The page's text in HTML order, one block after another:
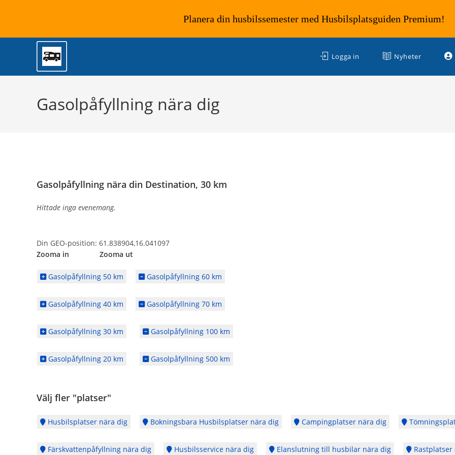
Logga in Nyheter
Gasolpåfyllning nära dig
Gasolpåfyllning nära din Destination, 30 km
Hittade inga evenemang.
Din GEO-position: 61.838904,16.041097
Zooma in Zooma ut
Gasolpåfyllning 50 km Gasolpåfyllning 60 km
Gasolpåfyllning 40 km Gasolpåfyllning 70 km
Gasolpåfyllning 30 km Gasolpåfyllning 100 km
Gasolpåfyllning 20 km Gasolpåfyllning 500 km
Välj fler "platser"
Husbilsplatser nära dig Bokningsbara Husbilsplatser nära dig Campingplatser nära dig
Färskvattenpåfyllning nära dig Husbilsservice nära dig Elanslutning till husbilar nära dig
Planera din husbilssemester med Husbilsplatsguiden Premium!